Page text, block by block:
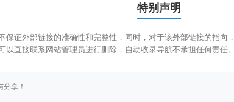
特别声明
证外部链接的准确性和完整性，同时，对于该外部链接的指向
直接联系网站管理员进行删除，自动收录导航不承担任何责任。
享！